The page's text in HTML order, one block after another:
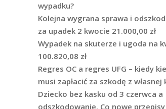
wypadku?
Kolejna wygrana sprawa i
za upadek 2 kwocie 21.000,00 zł
Wypadek na skuterze i ugoda na
100.820,08 zł
Regres OC a regres UFG – kiedy
musi zapłacić za szkodę z własnej
Dziecko bez kasku od 3 czerwca a
odszkodowanie. Co nowe przepisy